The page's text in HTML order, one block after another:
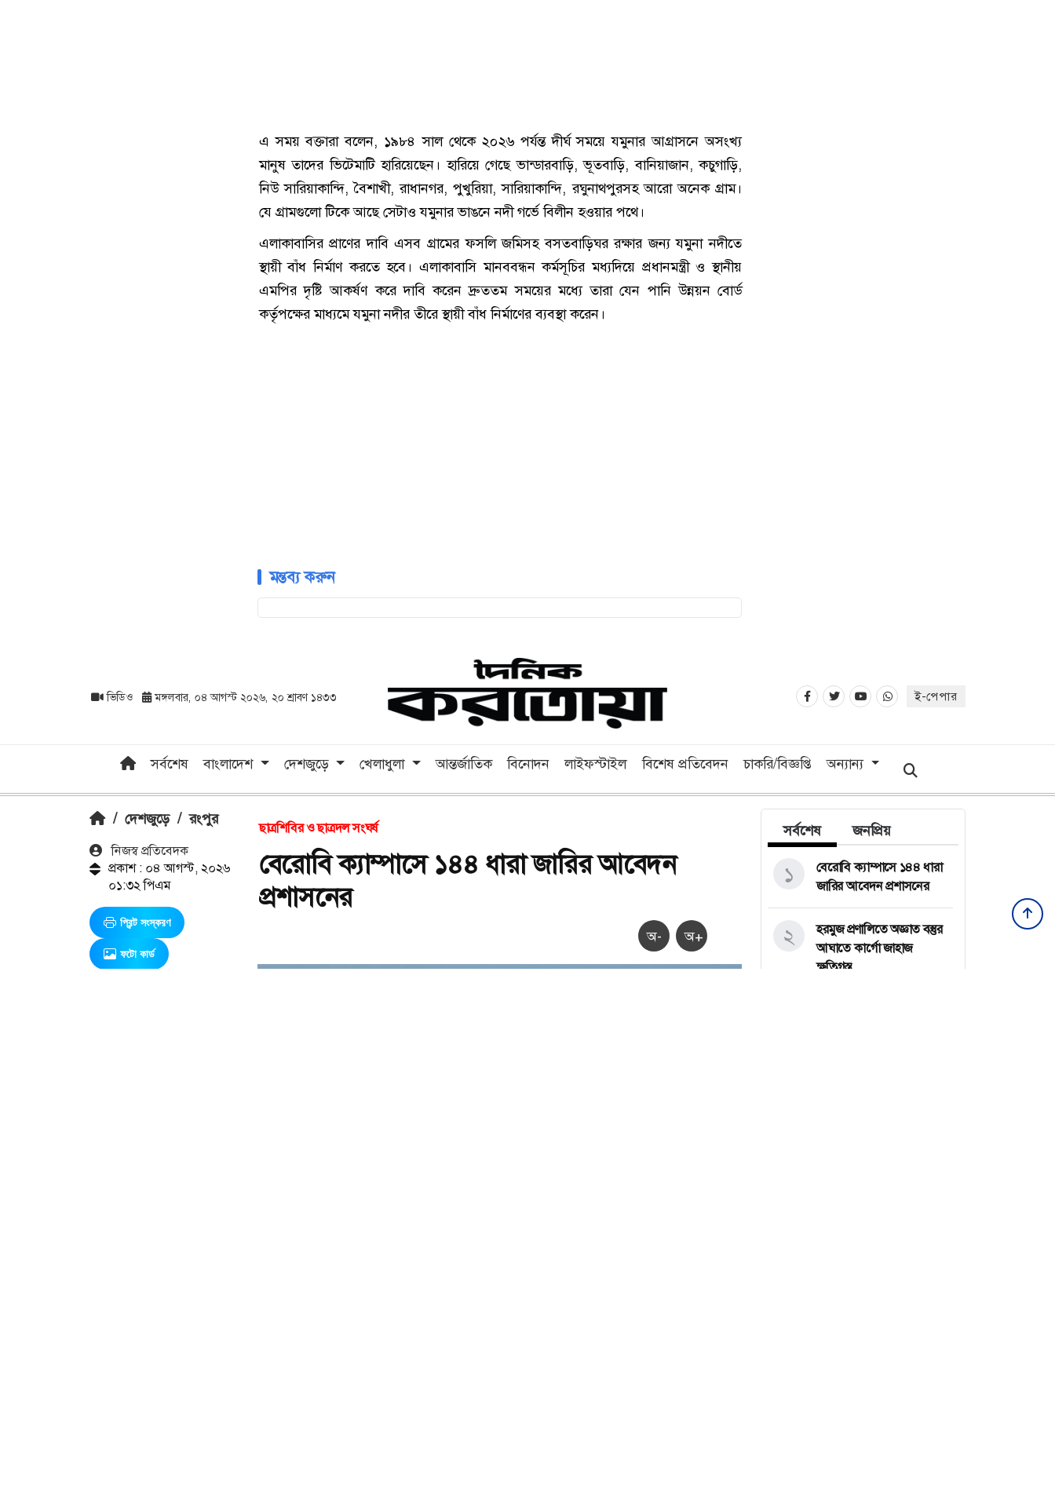
এ সময় বক্তারা বলেন, ১৯৮৪ সাল থেকে ২০২৬ পর্যন্ত দীর্ঘ সময়ে যমুনার আগ্রাসনে অসংখ্য
মানুষ তাদের ভিটেমাটি হারিয়েছেন। হারিয়ে গেছে ভান্ডারবাড়ি, ভূতবাড়ি, বানিয়াজান, কচুগাড়ি,
নিউ সারিয়াকান্দি, বৈশাখী, রাধানগর, পুখুরিয়া, সারিয়াকান্দি, রঘুনাথপুরসহ আরো অনেক গ্রাম।
যে গ্রামগুলো টিকে আছে সেটাও যমুনার ভাঙনে নদী গর্ভে বিলীন হওয়ার পথে।
এলাকাবাসির প্রাণের দাবি এসব গ্রামের ফসলি জমিসহ বসতবাড়িঘর রক্ষার জন্য যমুনা নদীতে
স্থায়ী বাঁধ নির্মাণ করতে হবে। এলাকাবাসি মানববন্ধন কর্মসূচির মধ্যদিয়ে প্রধানমন্ত্রী ও স্থানীয়
এমপির দৃষ্টি আকর্ষণ করে দাবি করেন দ্রুততম সময়ের মধ্যে তারা যেন পানি উন্নয়ন বোর্ড
কর্তৃপক্ষের মাধ্যমে যমুনা নদীর তীরে স্থায়ী বাঁধ নির্মাণের ব্যবস্থা করেন।
মন্তব্য করুন
ভিডিও মঙ্গলবার, ০৪ আগস্ট ২০২৬, ২০ শ্রাবণ ১৪৩৩ ই-পেপার
সর্বশেষ বাংলাদেশ দেশজুড়ে খেলাধুলা আন্তর্জাতিক বিনোদন লাইফস্টাইল বিশেষ প্রতিবেদন চাকরি/বিজ্ঞপ্তি অন্যান্য
/ দেশজুড়ে / রংপুর
নিজস্ব প্রতিবেদক
প্রকাশ : ০৪ আগস্ট, ২০২৬
০১:৩২ পিএম
প্রিন্ট সংস্করণ
ফটো কার্ড
ছাত্রশিবির ও ছাত্রদল সংঘর্ষ
বেরোবি ক্যাম্পাসে ১৪৪ ধারা জারির আবেদন
প্রশাসনের
অ- অ+
সর্বশেষ জনপ্রিয়
বেরোবি ক্যাম্পাসে ১৪৪ ধারা
জারির আবেদন প্রশাসনের
১
হরমুজ প্রণালিতে অজ্ঞাত বস্তুর
আঘাতে কার্গো জাহাজ
ক্ষতিগ্রস্ত
২